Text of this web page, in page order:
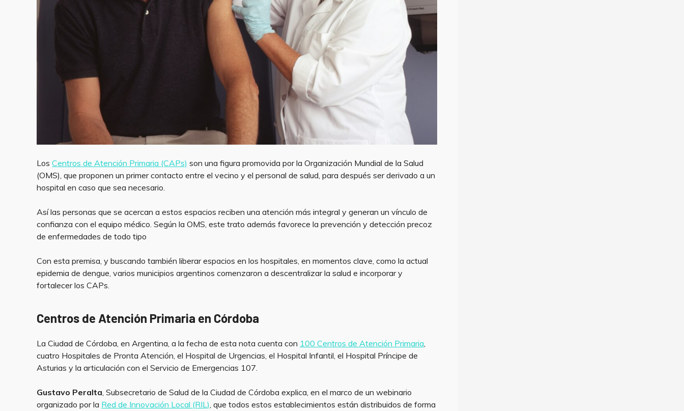
LosCentros de Atención Primaria (CAPs) son una figura promovida por la Organización Mundial de la Salud
(OMS), que proponen un primer contacto entre el vecino y el personal de salud, para después ser derivado a un
hospital en caso que sea necesario.
Así las personas que se acercan a estos espacios reciben una atención más integral y generan un vínculo de
confianza con el equipo médico. Según la OMS, este trato además favorece la prevención y detección precoz
de enfermedades de todo tipo
Con esta premisa, y buscando también liberar espacios en los hospitales, en momentos clave, como la actual
epidemia de dengue, varios municipios argentinos comenzaron a descentralizar la salud e incorporar y
fortalecer los CAPs.
Centros de Atención Primaria en Córdoba
La Ciudad de Córdoba, en Argentina, a la fecha de esta nota cuenta con 100 Centros de Atención Primaria,
cuatro Hospitales de Pronta Atención, el Hospital de Urgencias, el Hospital Infantil, el Hospital Príncipe de
Asturias y la articulación con el Servicio de Emergencias 107.
Gustavo Peralta, Subsecretario de Salud de la Ciudad de Córdoba explica, en el marco de un webinario
organizado por la Red de Innovación Local (RIL), que todos estos establecimientos están distribuidos de forma